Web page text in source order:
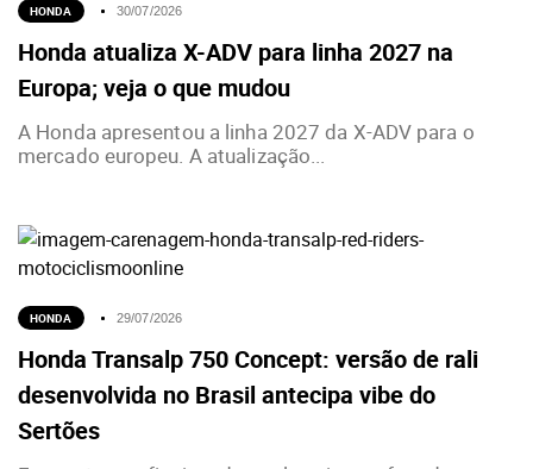
HONDA 30/07/2026
Honda atualiza X-ADV para linha 2027 na
Europa; veja o que mudou
A Honda apresentou a linha 2027 da X-ADV para o
mercado europeu. A atualização...
HONDA 29/07/2026
Honda Transalp 750 Concept: versão de rali
desenvolvida no Brasil antecipa vibe do
Sertões